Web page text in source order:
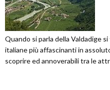
Quando si parla della Valdadige
italiane più affascinanti in
scoprire ed annoverabili tra le